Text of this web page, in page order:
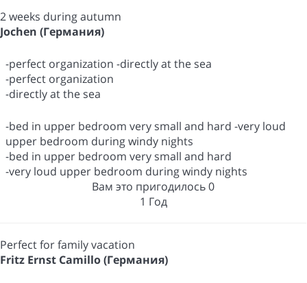
2 weeks during autumn
Jochen (Германия)
-perfect organization -directly at the sea
-perfect organization
-directly at the sea
-bed in upper bedroom very small and hard -very loud
upper bedroom during windy nights
-bed in upper bedroom very small and hard
-very loud upper bedroom during windy nights
Вам это пригодилось0
1 Год
Perfect for family vacation
Fritz Ernst Camillo (Германия)